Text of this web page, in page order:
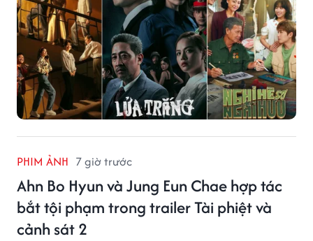
PHIM ẢNH 7 giờ trước
Ahn Bo Hyun và Jung Eun Chae hợp tác
bắt tội phạm trong trailer Tài phiệt và
cảnh sát 2